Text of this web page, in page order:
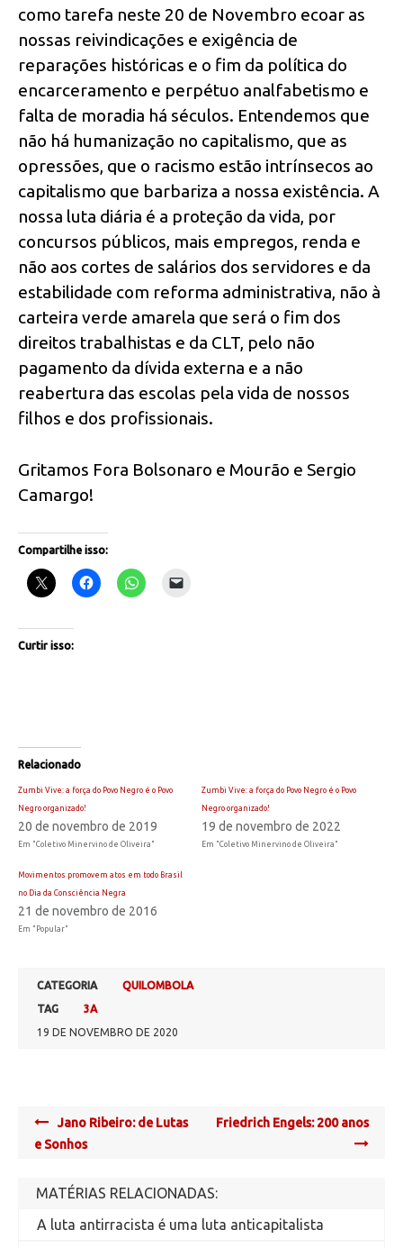
como tarefa neste 20 de Novembro ecoar as
nossas reivindicações e exigência de
reparações históricas e o fim da política do
encarceramento e perpétuo analfabetismo e
falta de moradia há séculos. Entendemos que
não há humanização no capitalismo, que as
opressões, que o racismo estão intrínsecos ao
capitalismo que barbariza a nossa existência. A
nossa luta diária é a proteção da vida, por
concursos públicos, mais empregos, renda e
não aos cortes de salários dos servidores e da
estabilidade com reforma administrativa, não à
carteira verde amarela que será o fim dos
direitos trabalhistas e da CLT, pelo não
pagamento da dívida externa e a não
reabertura das escolas pela vida de nossos
filhos e dos profissionais.
Gritamos Fora Bolsonaro e Mourão e Sergio
Camargo!
Compartilhe isso:
Curtir isso:
Relacionado
Zumbi Vive: a força do Povo Negro é o Povo
Negro organizado!
20 de novembro de 2019
Em "Coletivo Minervino de Oliveira"
Zumbi Vive: a força do Povo Negro é o Povo
Negro organizado!
19 de novembro de 2022
Em "Coletivo Minervino de Oliveira"
Movimentos promovem atos em todo Brasil
no Dia da Consciência Negra
21 de novembro de 2016
Em "Popular"
CATEGORIA
QUILOMBOLA
TAG
3A
19 DE NOVEMBRO DE 2020
Post
navigation
Jano Ribeiro: de Lutas
e Sonhos
Friedrich Engels: 200 anos
MATÉRIAS RELACIONADAS:
A luta antirracista é uma luta anticapitalista